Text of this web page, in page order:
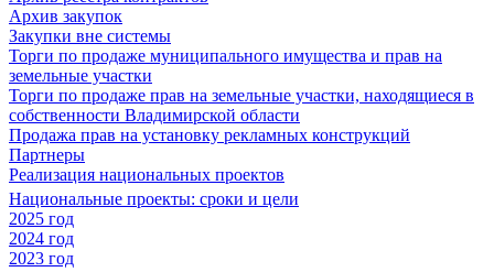
Архив закупок
Закупки вне системы
Торги по продаже муниципального имущества и прав на
земельные участки
Торги по продаже прав на земельные участки, находящиеся в
собственности Владимирской области
Продажа прав на установку рекламных конструкций
Партнеры
Реализация национальных проектов
Национальные проекты: сроки и цели
2025 год
2024 год
2023 год